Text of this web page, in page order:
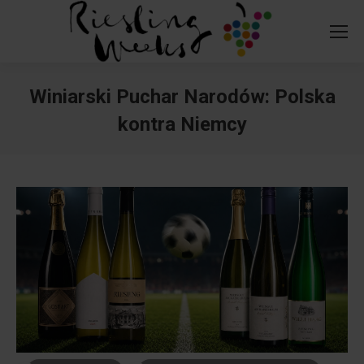
Winiarski Puchar Narodów: Polska
kontra Niemcy